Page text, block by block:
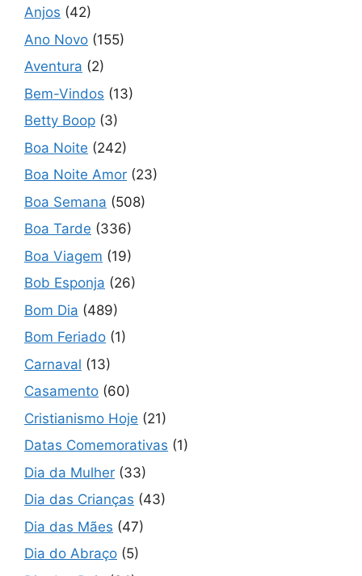
Anjos (42)
Ano Novo (155)
Aventura (2)
Bem-Vindos (13)
Betty Boop (3)
Boa Noite (242)
Boa Noite Amor (23)
Boa Semana (508)
Boa Tarde (336)
Boa Viagem (19)
Bob Esponja (26)
Bom Dia (489)
Bom Feriado (1)
Carnaval (13)
Casamento (60)
Cristianismo Hoje (21)
Datas Comemorativas (1)
Dia da Mulher (33)
Dia das Crianças (43)
Dia das Mães (47)
Dia do Abraço (5)